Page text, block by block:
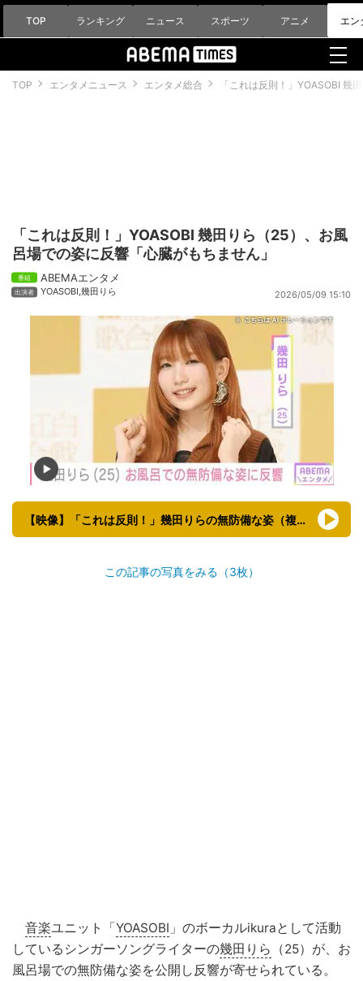
TOP ランキング ニュース スポーツ アニメ エン
TOP エンタメニュース エンタメ総合 「これは反則！」YOASOBI 幾
「これは反則！」YOASOBI 幾田りら（25）、お風
呂場での姿に反響「心臓がもちません」
ABEMAエンタメ
YOASOBI,幾田りら 2026/05/09 15:10
【映像】「これは反則！」幾田りらの無防備な姿（複数カット）
この記事の写真をみる（3枚）
音楽ユニット「 YOASOBI 」のボーカルikuraとして活動
しているシンガーソングライターの幾田りら
（25）が、お
風呂場での無防備な姿を公開し反響が寄せられている。